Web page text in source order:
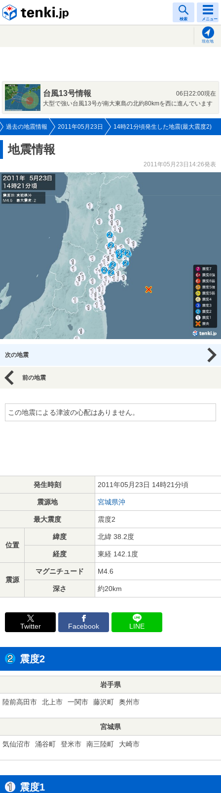
検索 メニュー
現在地
台風13号情報
06日22:00現在
大型で強い台風13号が南大東島の北約80kmを西に進んでいます
過去の地震情報 2011年05月23日 14時21分頃発生した地震(最大震度2)
地震情報
2011年05月23日14:26発表
次の地震
前の地震
この地震による津波の心配はありません。
発生時刻 2011年05月23日 14時21分頃
震源地 宮城県沖
最大震度 震度2
位置
緯度 北緯 38.2度
経度 東経 142.1度
震源
マグニチュード M4.6
深さ 約20km
Twitter Facebook LINE
震度2
岩手県
陸前高田市 北上市 一関市 藤沢町 奥州市
宮城県
気仙沼市 涌谷町 登米市 南三陸町 大崎市
震度1